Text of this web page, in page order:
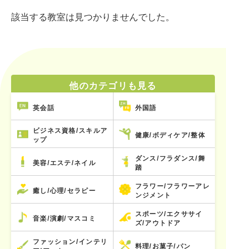
該当する教室は見つかりませんでした。
他のカテゴリも見る
英会話 外国語
ビジネス資格/スキルア
ップ
健康/ボディケア/整体
美容/エステ/ネイル
ダンス/フラダンス/舞
踏
癒し/心理/セラピー
フラワー/フラワーアレ
ンジメント
音楽/演劇/マスコミ
スポーツ/エクササイ
ズ/アウトドア
ファッション/インテリ
料理/お菓子/パン